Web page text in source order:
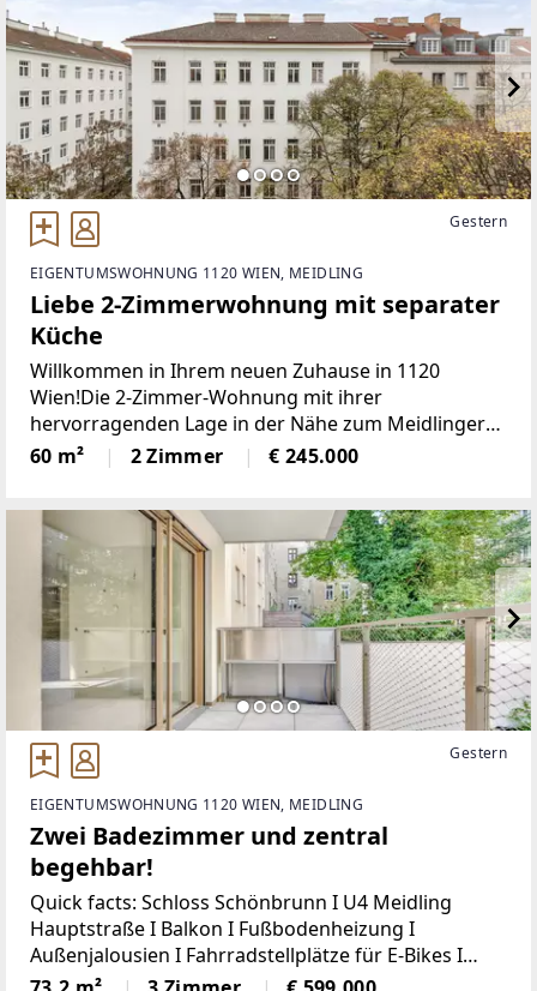
Gestern
EIGENTUMSWOHNUNG 1120 WIEN, MEIDLING
Liebe 2-Zimmerwohnung mit separater
Küche
Willkommen in Ihrem neuen Zuhause in 1120
Wien!Die 2-Zimmer-Wohnung mit ihrer
hervorragenden Lage in der Nähe zum Meidlinger
Bahnhof und ihrer durchdachten Raumaufteilung
kann sich sehen lassen. Die zentral begehbaren
60 m² 2 Zimmer € 245.000
Gestern
EIGENTUMSWOHNUNG 1120 WIEN, MEIDLING
Zwei Badezimmer und zentral
begehbar!
Quick facts: Schloss Schönbrunn I U4 Meidling
Hauptstraße I Balkon I Fußbodenheizung I
Außenjalousien I Fahrradstellplätze für E-Bikes I
Bezugsfertig Ende 2026 I Besichtigungen nach